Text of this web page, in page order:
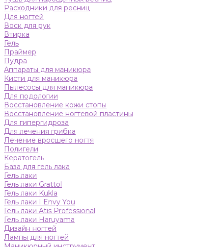
Расходники для ресниц
Для ногтей
Воск для рук
Втирка
Гель
Праймер
Пудра
Аппараты для маникюра
Кисти для маникюра
Пылесосы для маникюра
Для подологии
Восстановление кожи стопы
Восстановление ногтевой пластины
Для гипергидроза
Для лечения грибка
Лечение вросшего ногтя
Полигели
Кератогель
База для гель лака
Гель лаки
Гель лаки Grattol
Гель лаки Kukla
Гель лаки I Envy You
Гель лаки Atis Professional
Гель лаки Haruyama
Дизайн ногтей
Лампы для ногтей